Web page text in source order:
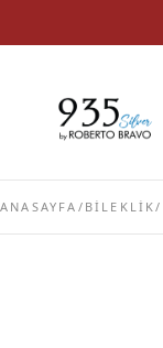
ANASAYFA / BİLEKLİK/